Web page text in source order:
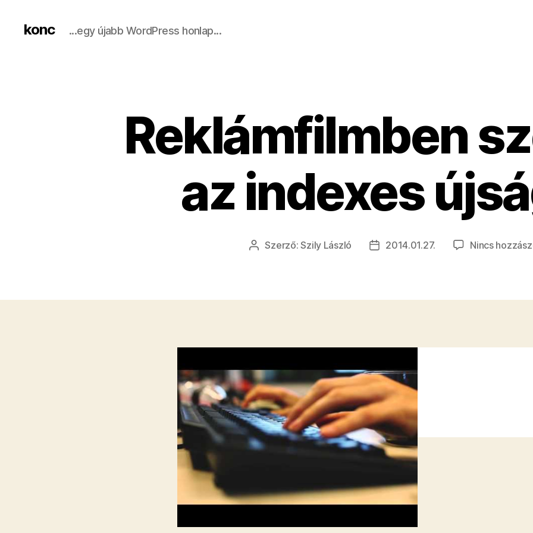
konc ...egy újabb WordPress honlap...
​Reklámfilmben
az indexes
Bejegyzés
Szerző:Szily László
Bejegyzés
2014.01.27. Nincs